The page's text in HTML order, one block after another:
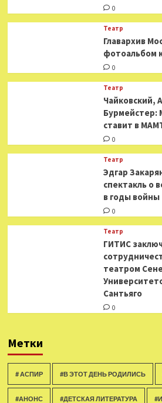
0
Театр
​​Главархив
фотоальбом
0
Театр
​​Чайковский,
Бурмейстер:
ставит в
0
Театр
Эдгар
спектакль о
в годы войны
0
Театр
ГИТИС
театром
Сантьяго
0
Метки
# АСПИР #В ЭТОТ ДЕНЬ РОДИЛИСЬ
#АНОНС #ДЕТСКАЯ ЛИТЕРАТУРА